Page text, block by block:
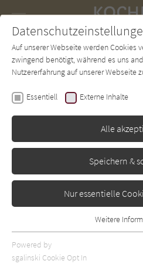
SUCHE Forum
Diverse Autoren
Schokolade
ZS
Auf unserer Webseite werden Cookies
zwingend benötigt, während es uns
Nutzererfahrung auf unserer Webseite
Essentiell Externe Inhalte
Alle
Speichern &
Nur essentielle
Essentielle Cookies werden für
Webseite benötigt. Dadurch ist
Weitere
Powered by
sgalinski Cookie Opt In